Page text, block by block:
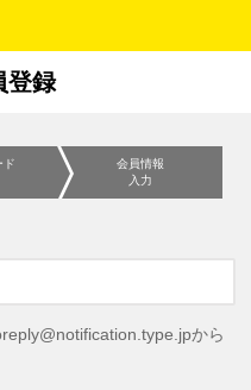
登録
ド
会員情報
入力
から